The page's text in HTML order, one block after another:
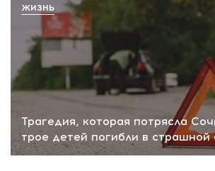
Трагедия, которая потрясла
трое детей погибли в страшной
ЖИЗНЬ